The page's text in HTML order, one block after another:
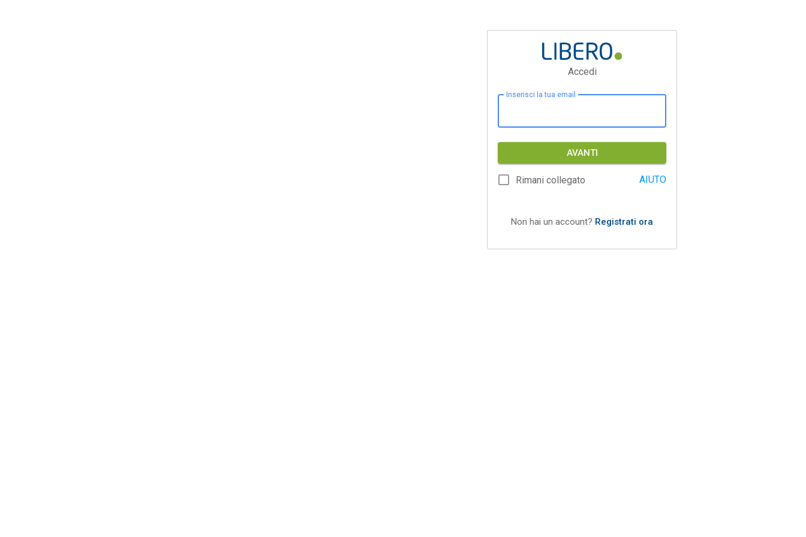
Accedi
Inserisci la tua email
AVANTI
Rimani collegato AIUTO
Non hai un account? Registrati ora